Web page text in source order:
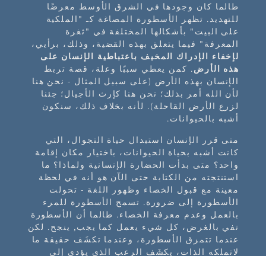
طالما كان وجودها في الشرق الأوسط معرضًا
للتهديد. تظهر الأسطورة المصاغة كـ "الملكية
على البيت" بأشكالها المختلفة في "ثغرة
المعرفة" فيما يتعلق بهذه القضية، وذلك، برأيي،
لإخفاء الإدراك المخيف باعتباطية الإنسان على
هذه الأرض. كمن يعطي سببًا وعلة، قصة تربط
الإنسان بهذه الأرض (على سبيل المثال - نحن هنا
لأن الله أمر بذلك؛ نحن هنا كإرث الأجيال؛ جئنا
لزرع الأرض القاحلة). لأنه بخلاف ذلك، سنكون
أشبه بالحيوانات.
متى قرر الإنسان استبدال حياة التجوال، التي
كانت أشبه بحياة الحيوانات، باختيار مكان إقامة
واحد؟ متى بدأت الحضارة الإنسانية ولماذا؟ ما
استنتجته من الكتابة حتى الآن هو أنه في لحظة
معينة مع قبول الخصاء وظهور اللغة - تحولت
الأسطورة إلى ضرورة. تسمح الأسطورة للمرء
بالعمل وعدم معرفة الخصاء. طالما أن الأسطورة
تفي بالغرض، كل شيء يعمل كما يجب, ينجح. لكن
عندما تتمزق الأسطورة، وعندما تكشَف حقيقة ما
لاتملكه الذات، يكشَف الرعب الذي يؤدي إلى